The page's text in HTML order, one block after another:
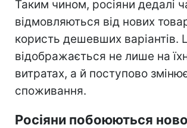
Таким чином, росіяни дедалі
відмовляються від нових
користь дешевших варіантів.
відображається не лише на
витратах, а й поступово
споживання.
Росіяни побоюються